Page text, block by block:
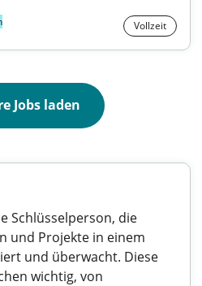
Vollzeit
Jobs laden
Schlüsselperson, die
und Projekte in einem
und überwacht. Diese
wichtig, von